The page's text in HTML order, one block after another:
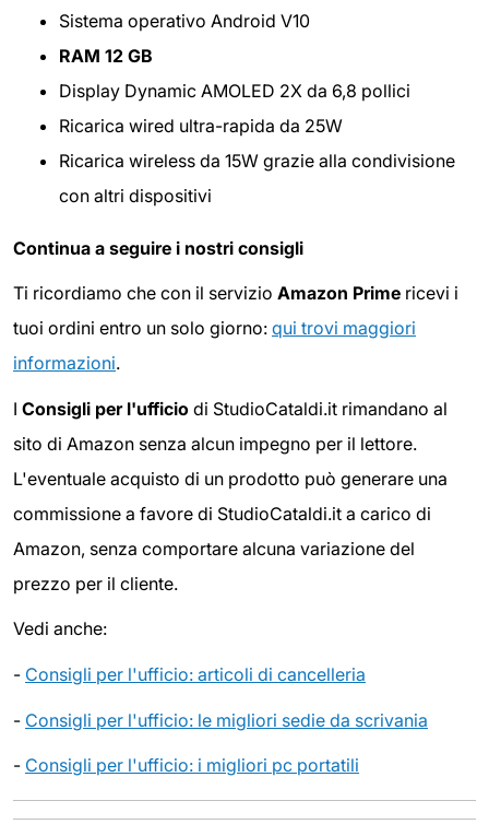
Sistema operativo Android V10
RAM 12 GB
Display Dynamic AMOLED 2X da 6,8 pollici
Ricarica wired ultra-rapida da 25W
Ricarica wireless da 15W grazie alla condivisione
con altri dispositivi
Continua a seguire i nostri consigli
Ti ricordiamo che con il servizio Amazon Prime ricevi i
tuoi ordini entro un solo giorno: qui trovi maggiori
informazioni.
I Consigli per l'ufficio di StudioCataldi.it rimandano al
sito di Amazon senza alcun impegno per il lettore.
L'eventuale acquisto di un prodotto può generare una
commissione a favore di StudioCataldi.it a carico di
Amazon, senza comportare alcuna variazione del
prezzo per il cliente.
Vedi anche:
- Consigli per l'ufficio: articoli di cancelleria
- Consigli per l'ufficio: le migliori sedie da scrivania
- Consigli per l'ufficio: i migliori pc portatili